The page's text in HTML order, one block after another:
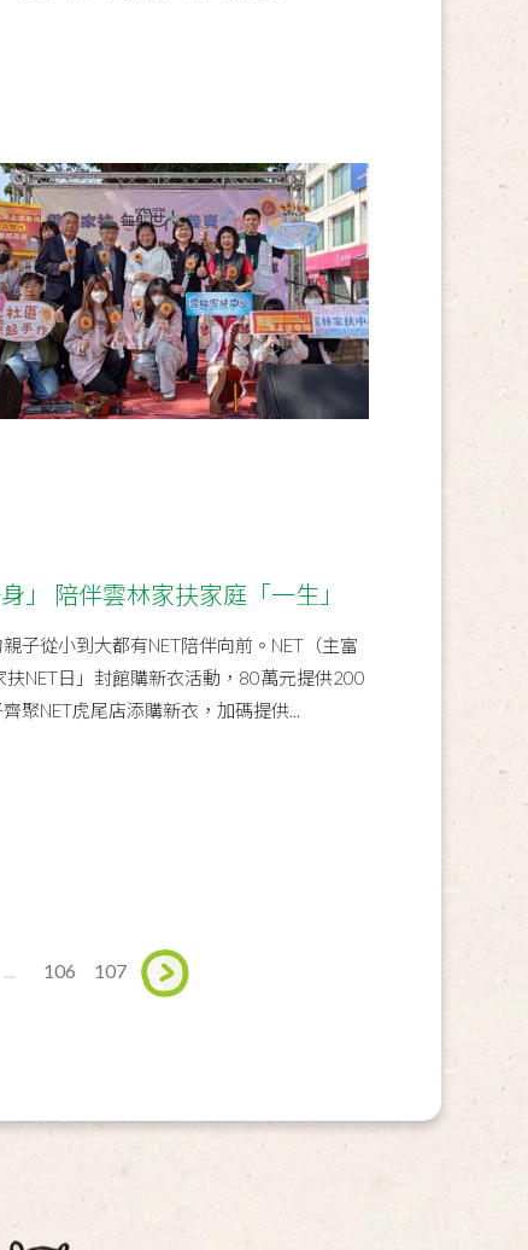
」 陪伴雲林家扶家庭「一生」
子從小到大都有NET陪伴向前。NET（主富
NET日」封館購新衣活動，80萬元提供200
聚NET虎尾店添購新衣，加碼提供...
... 106 107